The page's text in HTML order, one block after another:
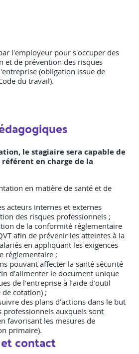
l'employeur pour s'occuper des
et de prévention des risques
(obligation issue de
du travail).
le stagiaire sera capable de
en charge de la
en matière de santé et de
acteurs internes et externes
des risques professionnels ;
de la conformité réglementaire
afin de prévenir les atteintes à la
en appliquant les exigences
réglementaire ;
pouvant affecter la santé sécurité
d’alimenter le document unique
de l’entreprise à l’aide d’outil
cotation) ;
des plans d’actions dans le but
professionnels auxquels sont
favorisant les mesures de
primaire).
contact